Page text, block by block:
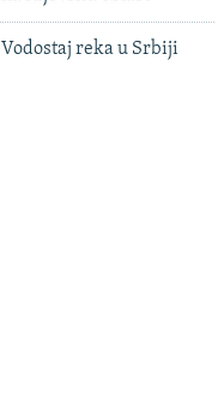
Vodostaj reka u Srbiji